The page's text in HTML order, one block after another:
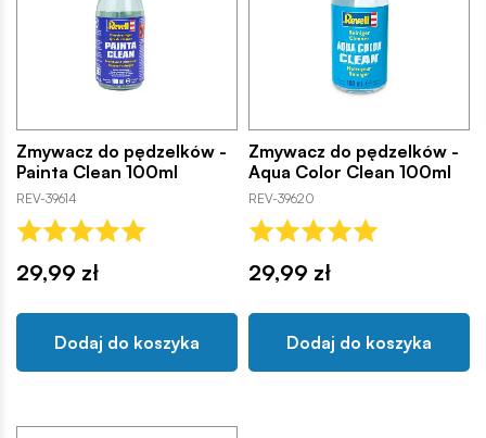
Zmywacz do pędzelków -
Painta Clean 100ml
REV-39614
29,99 zł
Dodaj do koszyka
Zmywacz do pędzelków -
Aqua Color Clean 100ml
REV-39620
29,99 zł
Dodaj do koszyka